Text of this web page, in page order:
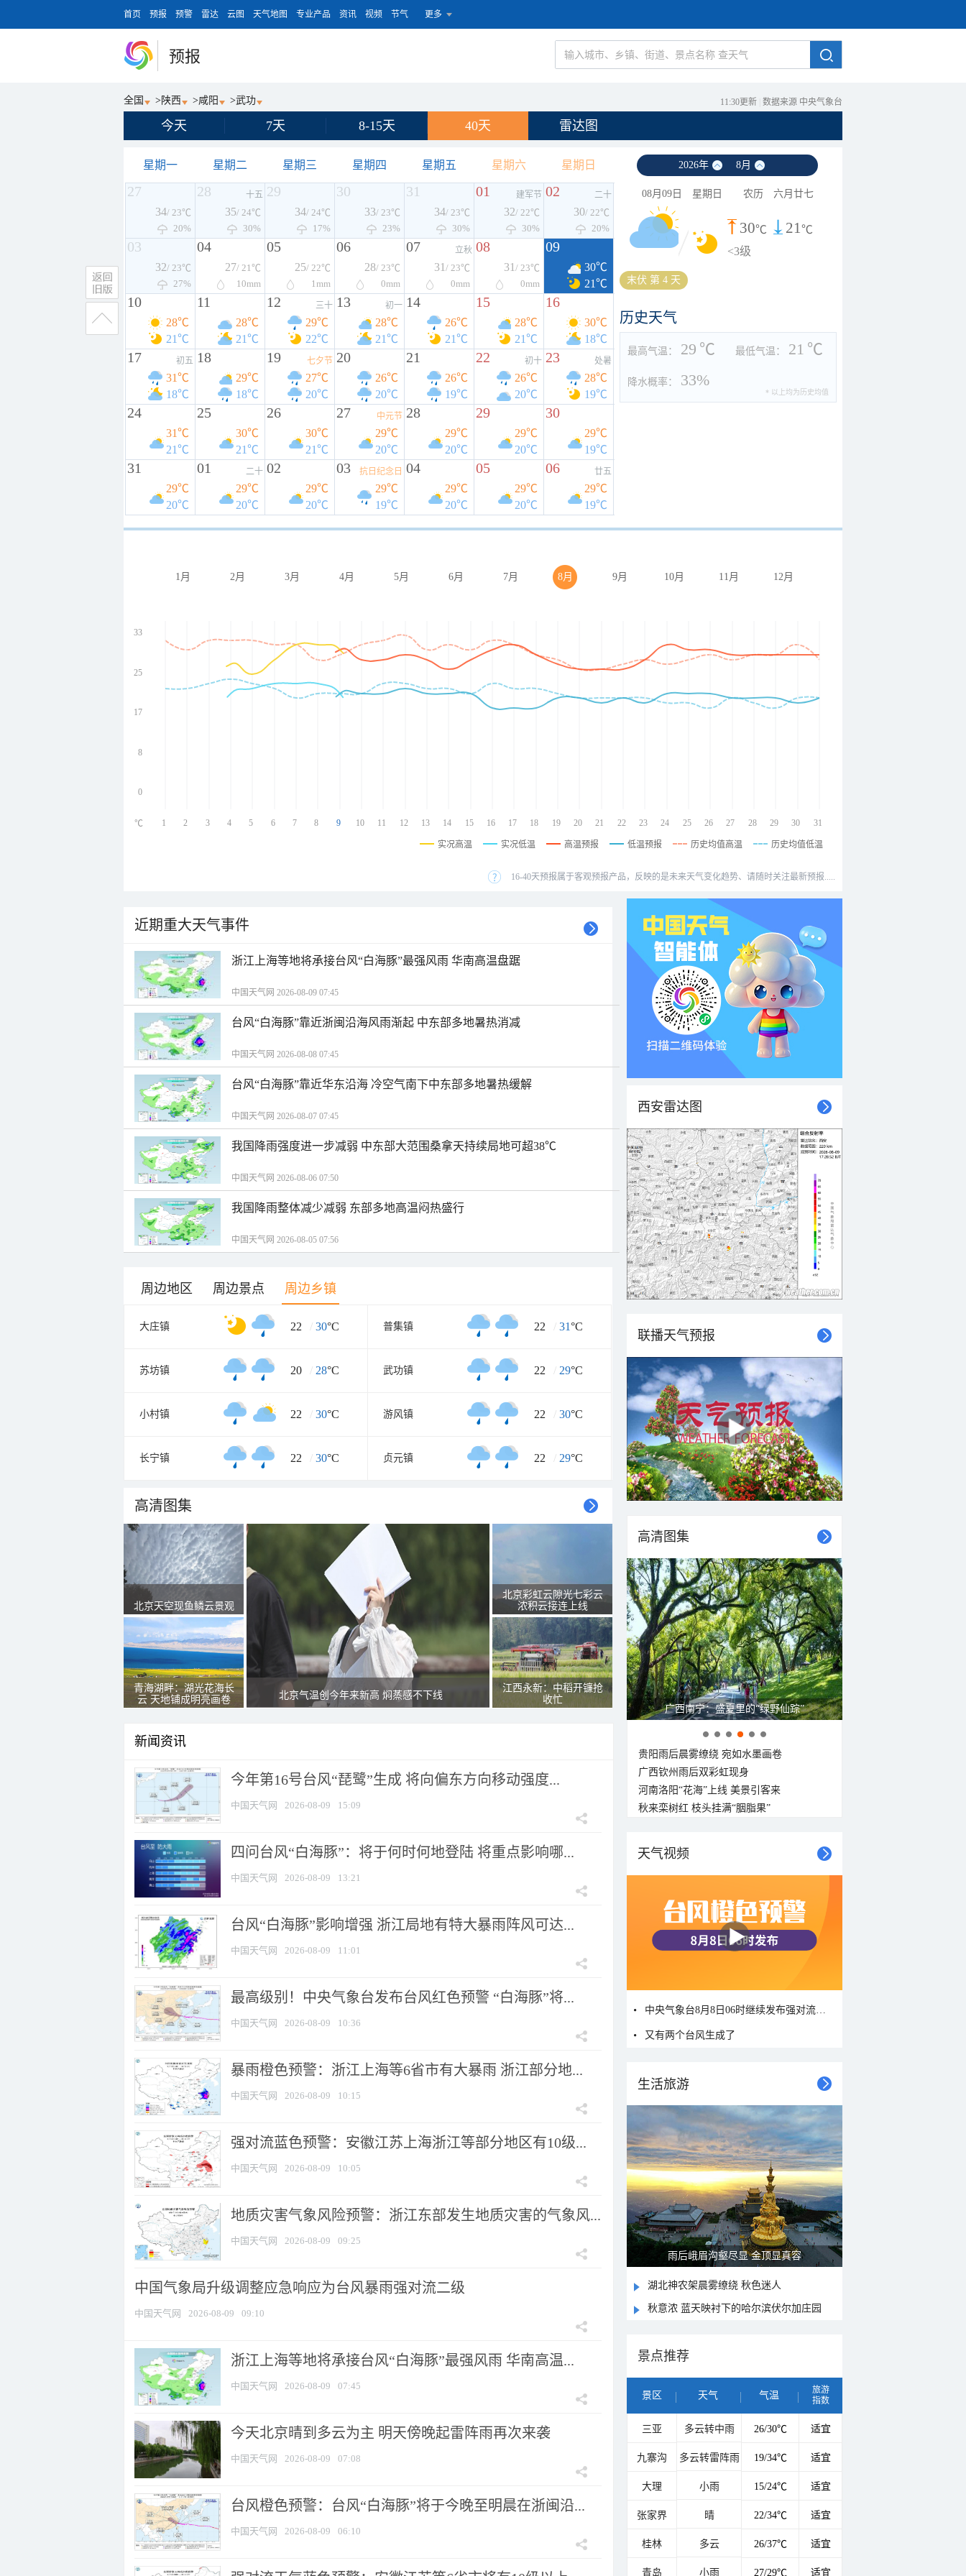
首页 预报 预警 雷达 云图 天气地图 专业产品 资讯 视频 节气 更多
预报
全国 > 陕西 >咸阳 >武功 11:30更新 数据来源 中央气象台
今天 7天 8-15天 40天 雷达图
星期一 星期二 星期三 星期四 星期五 星期六 星期日
27
34/ 23℃
20%
28 十五
35/ 24℃
30%
29
34/ 24℃
17%
30
33/ 23℃
23%
31
34/ 23℃
30%
01 建军节
32/ 22℃
30%
02 二十
30/ 22℃
20%
03
32/ 23℃
27%
04
27/ 21℃
10mm
05
25/ 22℃
1mm
06
28/ 23℃
0mm
07 立秋
31 / 23℃
0mm
08
31 / 23℃
0mm
09
30℃
21℃
10
28℃
21℃
11
28℃
21℃
12 三十
29℃
22℃
13 初一
28℃
21℃
14
26℃
21℃
15
28℃
21℃
16
30℃
18℃
17 初五
31℃
18℃
18
29℃
18℃
19 七夕节
27℃
20℃
20
26℃
20℃
21
26℃
19℃
22 初十
26℃
20℃
23 处暑
28℃
19℃
24
31℃
21℃
25
30℃
21℃
26
30℃
21℃
27 中元节
29℃
20℃
28
29℃
20℃
29
29℃
20℃
30
29℃
19℃
31
29℃
20℃
01 二十
29℃
20℃
02
29℃
20℃
03 抗日纪念日
29℃
19℃
04
29℃
20℃
05
29℃
20℃
06 廿五
29℃
19℃
2026年 8月
08月09日 星期日 农历 六月廿七
30℃ 21℃
<3级
末伏 第 4 天
历史天气
最高气温： 29 ℃ 最低气温： 21 ℃
降水概率： 33%
* 以上均为历史均值
1月 2月 3月 4月 5月 6月 7月 8月 9月 10月 11月 12月
33
25
17
8
0
1 2 3 4 5 6 7 8 9 10 11 12 13 14 15 16 17 18 19 20 21 22 23 24 25 26 27 28 29 30 31
℃
实况高温 实况低温 高温预报 低温预报 历史均值高温 历史均值低温
16-40天预报属于客观预报产品，反映的是未来天气变化趋势、请随时关注最新预报.....
近期重大天气事件
浙江上海等地将承接台风“白海豚”最强风雨 华南高温盘踞
中国天气网 2026-08-09 07:45
台风“白海豚”靠近浙闽沿海风雨渐起 中东部多地暑热消减
中国天气网 2026-08-08 07:45
台风“白海豚”靠近华东沿海 冷空气南下中东部多地暑热缓解
中国天气网 2026-08-07 07:45
我国降雨强度进一步减弱 中东部大范围桑拿天持续局地可超38℃
中国天气网 2026-08-06 07:50
我国降雨整体减少减弱 东部多地高温闷热盛行
中国天气网 2026-08-05 07:56
周边地区 周边景点 周边乡镇
大庄镇 22 / 30°C 普集镇 22 / 31°C
苏坊镇 20 / 28°C 武功镇 22 / 29°C
小村镇 22 / 30°C 游风镇 22 / 30°C
长宁镇 22 / 30°C 贞元镇 22 / 29°C
高清图集
北京天空现鱼鳞云景观
青海湖畔：湖光花海长
云 天地铺成明亮画卷
北京气温创今年来新高 焖蒸感不下线
北京彩虹云隙光七彩云
浓积云接连上线
江西永新：中稻开镰抢
收忙
新闻资讯
今年第16号台风“琵鹭”生成 将向偏东方向移动强度...
中国天气网 2026-08-09 15:09
四问台风“白海豚”：将于何时何地登陆 将重点影响哪...
中国天气网 2026-08-09 13:21
台风“白海豚”影响增强 浙江局地有特大暴雨阵风可达...
中国天气网 2026-08-09 11:01
最高级别！中央气象台发布台风红色预警 “白海豚”将...
中国天气网 2026-08-09 10:36
暴雨橙色预警：浙江上海等6省市有大暴雨 浙江部分地...
中国天气网 2026-08-09 10:15
强对流蓝色预警：安徽江苏上海浙江等部分地区有10级...
中国天气网 2026-08-09 10:05
地质灾害气象风险预警：浙江东部发生地质灾害的气象风...
中国天气网 2026-08-09 09:25
中国气象局升级调整应急响应为台风暴雨强对流二级
中国天气网 2026-08-09 09:10
浙江上海等地将承接台风“白海豚”最强风雨 华南高温...
中国天气网 2026-08-09 07:45
今天北京晴到多云为主 明天傍晚起雷阵雨再次来袭
中国天气网 2026-08-09 07:08
台风橙色预警：台风“白海豚”将于今晚至明晨在浙闽沿...
中国天气网 2026-08-09 06:10
西安雷达图
联播天气预报
高清图集
广西南宁：盛夏里的“绿野仙踪”
贵阳雨后晨雾缭绕 宛如水墨画卷
广西钦州雨后双彩虹现身
河南洛阳“花海”上线 美景引客来
秋来栾树红 枝头挂满“胭脂果”
天气视频
又有两个台风生成了
生活旅游
雨后峨眉沟壑尽显 金顶显真容
湖北神农架晨雾缭绕 秋色迷人
秋意浓 蓝天映衬下的哈尔滨伏尔加庄园
景点推荐
景区 天气 气温
旅游
指数
三亚 多云转中雨 26/30℃ 适宜
九寨沟 多云转雷阵雨 19/34℃ 适宜
大理 小雨 15/24℃ 适宜
张家界 晴 22/34℃ 适宜
桂林 多云 26/37℃ 适宜
青岛 小雨 27/29℃ 适宜